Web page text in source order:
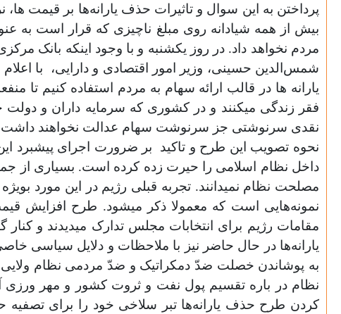
پرداختن به این سوال و تاثیرات حذف یارانه‌ها بر قیمت
بیش از همه شیادانه روی مبلغ ناچیزی که قرار است به
مردم نخواهد داد. در روز یکشنبه و با وجود اینکه بانک
شمس‌الدین حسینی، وزیر امور اقتصادی و دارایی،
با
یارانه ها در قالب ارائه سهام به مردم استفاده کنیم
فقر زندگی‌ میکنند و در کشوری که سرمایه داران و دولت
نقدی سرنوشتی جز سرنوشت سهام عدالت نخواهند داشت
نحوه تصویب این طرح و تاکید
بر ضرورت اجرای پیشبرد
داخل نظام اسلامی را حیرت زده کرده است. بسیاری از
مصلحت نظام نمیدانند. تجربه قبلی‌ رژیم در این مورد بویژه
نمونه‌هایی‌ است که معمولا ذکر میشود. طرح افزایش قیمت‌ها در سال ۱۳۸۲ بدنبال مداخله مستقیم خامنه‌ای در ۲۳ خرداد
مقامات رژیم برای انتخابات مجلس تدارک میدیدند و
یارانه‌ها در حال حاضر نیز با ملاحظات و دلایل سیاسی
به پوشاندن خصلت ضدّ دمکراتیک و ضدّ مردمی نظام ولایی
نظام در باره تقسیم پول نفت و ثروت کشور و مهر ورزی آن
کردن طرح حذف یارانه‌ها تبر سلاخی خود را برای